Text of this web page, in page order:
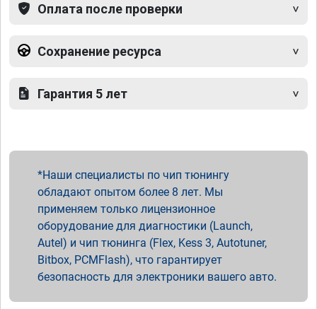
Оплата после проверки
Сохранение ресурса
Гарантия 5 лет
Наши специалисты по чип тюнингу
обладают опытом более 8 лет. Мы
применяем только лицензионное
оборудование для диагностики (Launch,
Autel) и чип тюнинга (Flex, Kess 3, Autotuner,
Bitbox, PCMFlash), что гарантирует
безопасность для электроники вашего авто.